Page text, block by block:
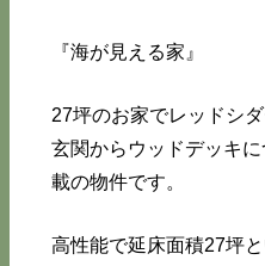
『海が見える家』
27坪のお家でレッドシ
玄関からウッドデッキ
載の物件です。
高性能で延床面積27坪